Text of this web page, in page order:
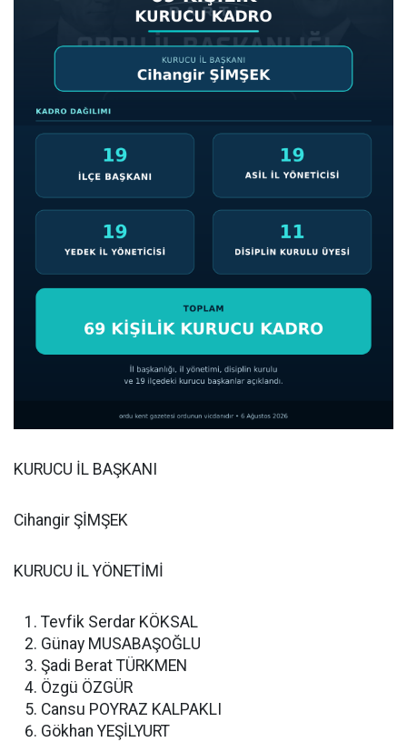
KURUCU İL BAŞKANI
Cihangir ŞİMŞEK
KURUCU İL YÖNETİMİ
Tevfik Serdar KÖKSAL
Günay MUSABAŞOĞLU
Şadi Berat TÜRKMEN
Özgü ÖZGÜR
Cansu POYRAZ KALPAKLI
Gökhan YEŞİLYURT